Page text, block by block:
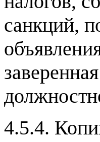
санкций,
4.5.4.